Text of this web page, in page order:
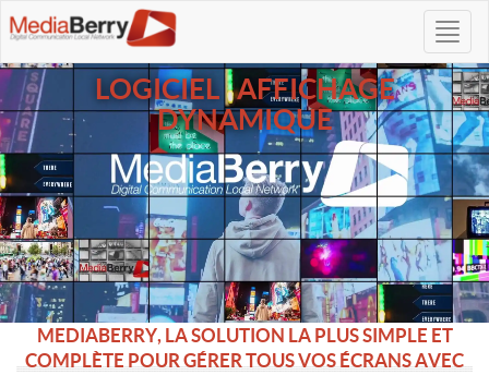
LOGICIEL AFFICHAGE
DYNAMIQUE
MEDIABERRY, LA SOLUTION LA PLUS SIMPLE ET
COMPLÈTE POUR GÉRER TOUS VOS ÉCRANS AVEC